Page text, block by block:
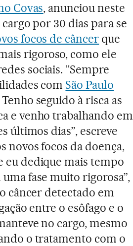
Covas, anunciou neste
por 30 dias para se
focos de câncer que
rigoroso, como ele
sociais. “Sempre
com São Paulo
seguido à risca as
e venho trabalhando em
últimos dias”, escreve
novos focos da doença,
eu dedique mais tempo
fase muito rigorosa”,
câncer detectado em
entre o esôfago e o
no cargo, mesmo
o tratamento com o